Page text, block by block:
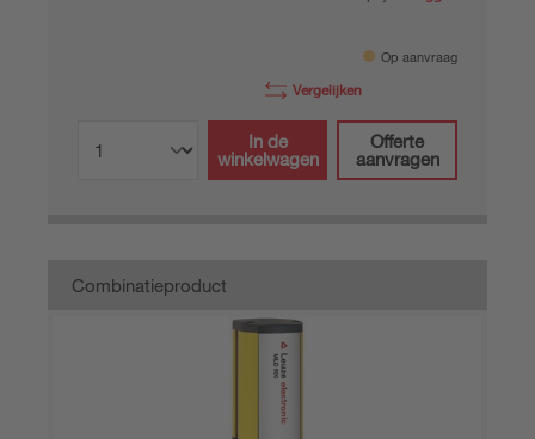
Op aanvraag
Vergelijken
In de
winkelwagen
Offerte
aanvragen
Combinatieproduct